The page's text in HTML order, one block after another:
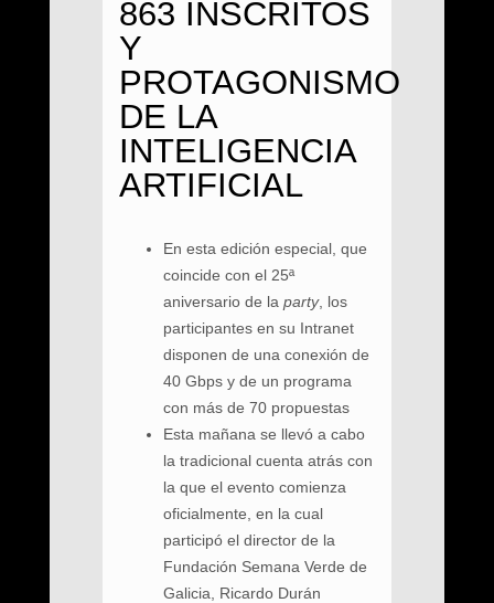
863 INSCRITOS
Y
PROTAGONISMO
DE LA
INTELIGENCIA
ARTIFICIAL
En esta edición especial, que
coincide con el 25ª
aniversario de la party, los
participantes en su Intranet
disponen de una conexión de
40 Gbps y de un programa
con más de 70 propuestas
Esta mañana se llevó a cabo
la tradicional cuenta atrás con
la que el evento comienza
oficialmente, en la cual
participó el director de la
Fundación Semana Verde de
Galicia, Ricardo Durán